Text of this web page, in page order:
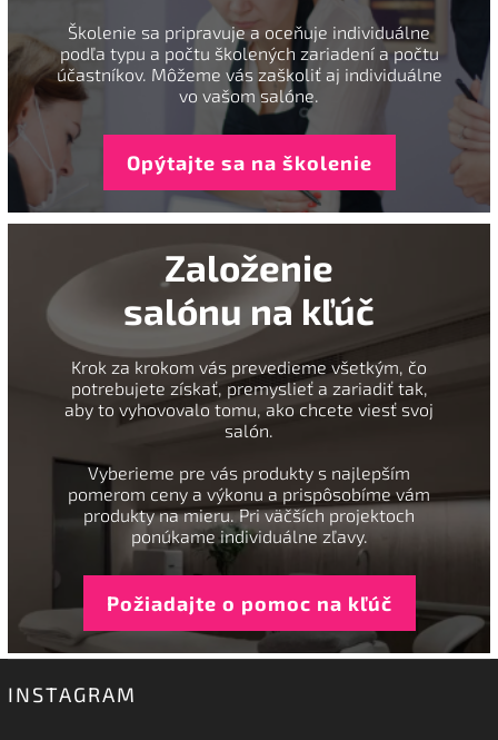
Školenie sa pripravuje a oceňuje individuálne
podľa typu a počtu školených zariadení a počtu
účastníkov. Môžeme vás zaškoliť aj individuálne
vo vašom salóne.
Opýtajte sa na školenie
Založenie
salónu na kľúč
Krok za krokom vás prevedieme všetkým, čo
potrebujete získať, premyslieť a zariadiť tak,
aby to vyhovovalo tomu, ako chcete viesť svoj
salón.
Vyberieme pre vás produkty s najlepším
pomerom ceny a výkonu a prispôsobíme vám
produkty na mieru. Pri väčších projektoch
ponúkame individuálne zľavy.
Požiadajte o pomoc na kľúč
INSTAGRAM